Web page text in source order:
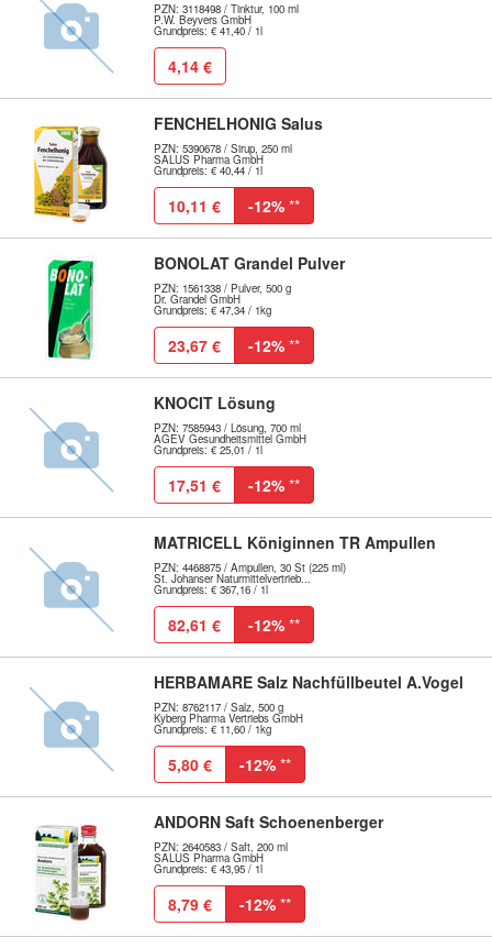
PZN: 3118498 / Tinktur, 100 ml
P.W. Beyvers GmbH
Grundpreis: € 41,40 / 1l
4,14 €
FENCHELHONIG Salus
PZN: 5390678 / Sirup, 250 ml
SALUS Pharma GmbH
Grundpreis: € 40,44 / 1l
10,11 € -12% **
BONOLAT Grandel Pulver
PZN: 1561338 / Pulver, 500 g
Dr. Grandel GmbH
Grundpreis: € 47,34 / 1kg
23,67 € -12% **
KNOCIT Lösung
PZN: 7585943 / Lösung, 700 ml
AGEV Gesundheitsmittel GmbH
Grundpreis: € 25,01 / 1l
17,51 € -12% **
MATRICELL Königinnen TR Ampullen
PZN: 4468875 / Ampullen, 30 St (225 ml)
St. Johanser Naturmittelvertrieb...
Grundpreis: € 367,16 / 1l
82,61 € -12% **
HERBAMARE Salz Nachfüllbeutel A.Vogel
PZN: 8762117 / Salz, 500 g
Kyberg Pharma Vertriebs GmbH
Grundpreis: € 11,60 / 1kg
5,80 € -12% **
ANDORN Saft Schoenenberger
PZN: 2640583 / Saft, 200 ml
SALUS Pharma GmbH
Grundpreis: € 43,95 / 1l
8,79 € -12% **